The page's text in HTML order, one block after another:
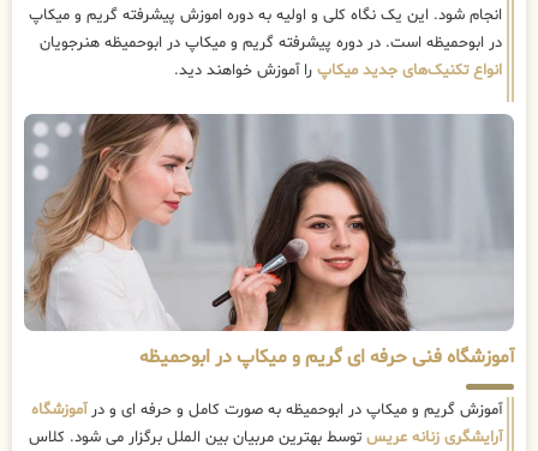
انجام شود. این یک نگاه کلی و اولیه به دوره اموزش پیشرفته گریم و میکاپ
در ابوحمیظه است. در دوره پیشرفته گریم و میکاپ در ابوحمیظه هنرجویان
انواع تکنیک‌های جدید میکاپ را آموزش خواهند دید.
آموزشگاه فنی حرفه ای گریم و میکاپ در ابوحمیظه
آموزش گریم و میکاپ در ابوحمیظه به صورت کامل و حرفه ای و درآموزشگاه
آرایشگری زنانه عریس توسط بهترین مربیان بین الملل برگزار می شود. کلاس